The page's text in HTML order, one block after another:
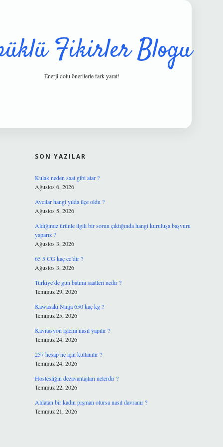
Fikirler Blogu
Enerji dolu önerilerle fark yarat!
SON YAZILAR
Kulak neden saat gibi atar ?
Ağustos 6, 2026
Avcılar hangi yılda ilçe oldu ?
Ağustos 5, 2026
Aldığımız ürünle ilgili bir sorun çıktığında hangi kuruluşa başvuru
yaparız ?
Ağustos 3, 2026
65 5 CG kaç cc’dir ?
Ağustos 3, 2026
Türkiye’de gün batımı saatleri nedir ?
Temmuz 29, 2026
Kawasaki Ninja 650 kaç kg ?
Temmuz 25, 2026
Kavitasyon işlemi nasıl yapılır ?
Temmuz 24, 2026
257 hesap ne için kullanılır ?
Temmuz 24, 2026
Hostesliğin dezavantajları nelerdir ?
Temmuz 22, 2026
Aldatan bir kadın pişman olursa nasıl davranır ?
Temmuz 21, 2026